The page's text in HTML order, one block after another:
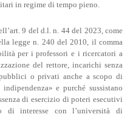
in regime di tempo pieno.
9 del d.l. n. 44 del 2023, come
legge n. 240 del 2010, il comma
per i professori e i ricercatori a
del rettore, incarichi senza
o privati anche a scopo di
e purché sussistano
di esercizio di poteri esecutivi
interesse con l’università di